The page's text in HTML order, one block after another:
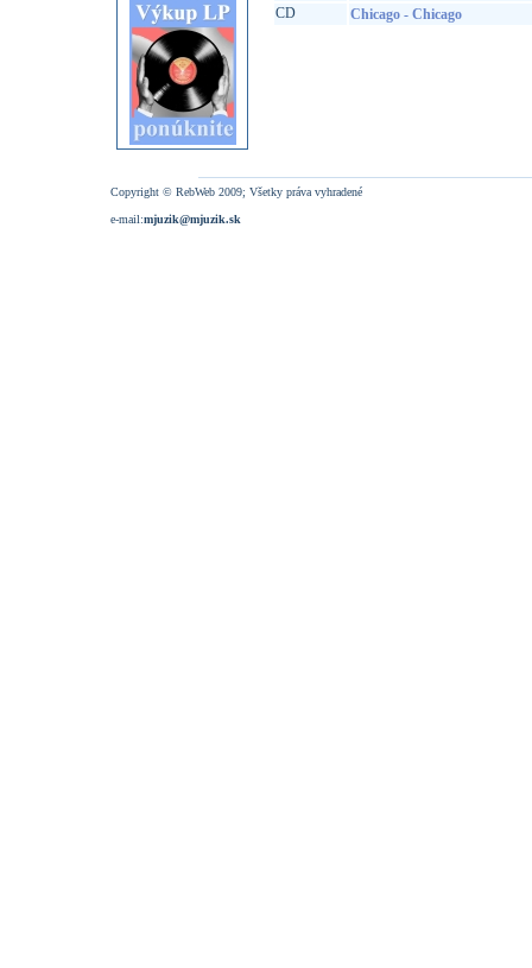
CD
Chicago - Chicago
Copyright © RebWeb 2009; Všetky práva vyhradené
e-mail:mjuzik@mjuzik.sk